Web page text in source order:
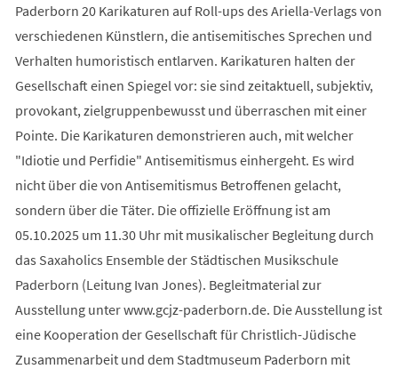
Paderborn 20 Karikaturen auf Roll-ups des Ariella-Verlags von
verschiedenen Künstlern, die antisemitisches Sprechen und
Verhalten humoristisch entlarven. Karikaturen halten der
Gesellschaft einen Spiegel vor: sie sind zeitaktuell, subjektiv,
provokant, zielgruppenbewusst und überraschen mit einer
Pointe. Die Karikaturen demonstrieren auch, mit welcher
"Idiotie und Perfidie" Antisemitismus einhergeht. Es wird
nicht über die von Antisemitismus Betroffenen gelacht,
sondern über die Täter. Die offizielle Eröffnung ist am
05.10.2025 um 11.30 Uhr mit musikalischer Begleitung durch
das Saxaholics Ensemble der Städtischen Musikschule
Paderborn (Leitung Ivan Jones). Begleitmaterial zur
Ausstellung unter www.gcjz-paderborn.de. Die Ausstellung ist
eine Kooperation der Gesellschaft für Christlich-Jüdische
Zusammenarbeit und dem Stadtmuseum Paderborn mit